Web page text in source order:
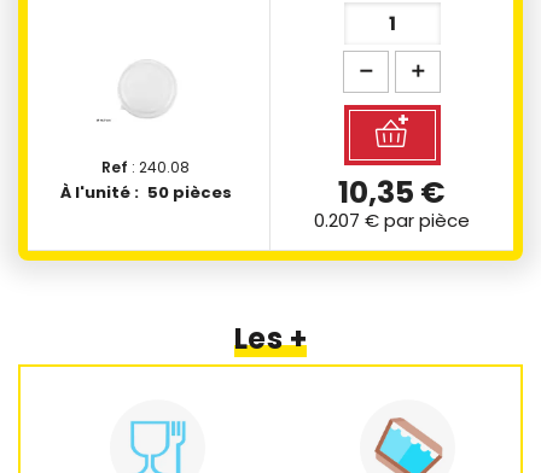
Ref : 240.08
À l'unité : 50 pièces 10,35 €
0.207 €par pièce
Les +